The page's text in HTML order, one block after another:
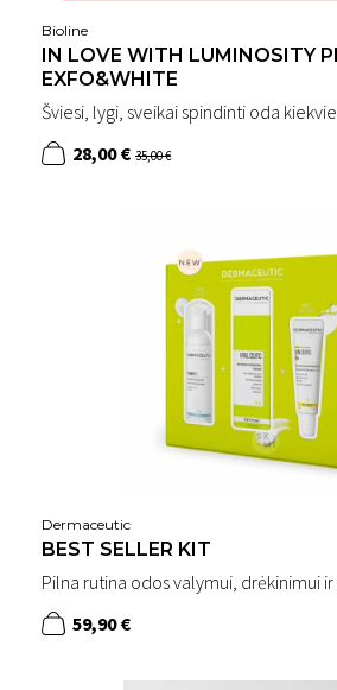
Bioline
IN LOVE WITH LUMINOSITY
EXFO&WHITE
Šviesi, lygi, sveikai spindinti oda
28,00 € 35,00 €
Dermaceutic
BEST SELLER KIT
Pilna rutina odos valymui, drėkinimui
59,90 €